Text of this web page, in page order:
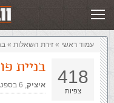
זירת השאלות
עמוד ראשי » ‏זירת השאלות‏ »
418
צפיות
בניית
איציק,‏ 6 בספטמבר, 2005